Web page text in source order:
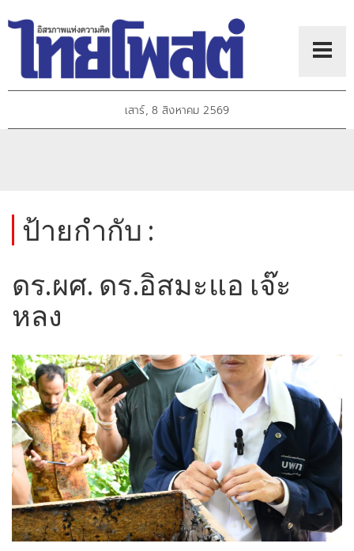
เสาร์, 8 สิงหาคม 2569
ป้ายกำกับ :
ดร.ผศ. ดร.อิสมะแอ เจ๊ะ
หลง